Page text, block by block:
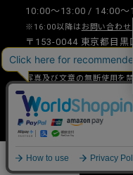
数量
10:00〜13:00 / 14:00〜
※16:00以降は お問い合わせ
〒153-0044 東京都目
写真及び文章の無断使用を禁
Copyright © 2026
__